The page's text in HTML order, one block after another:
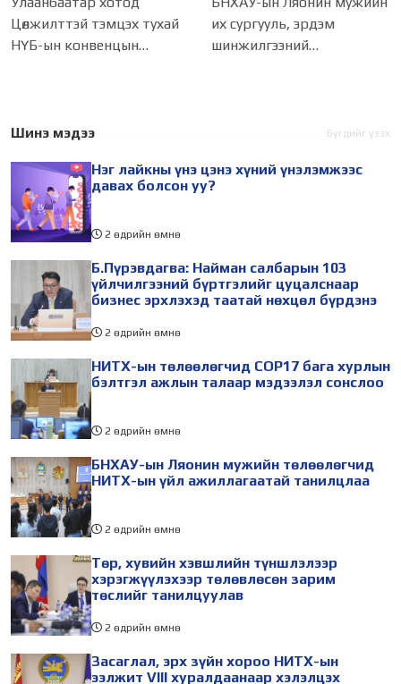
мэдээлэл сонслоо
Цөлжилттэй тэмцэх тухай
НҮБ-ын конвенцын
зохион байгуулагдана.
Нийслэлийн
танилцлаа
их сургууль, эрдэм
шинжилгээний
төлөөлөгчид Монгол Улсад
айлчлалынхаа хүрээнд
Шинэ мэдээ Бүгдийг үзэх
Нэг лайкны үнэ цэнэ хүний үнэлэмжээс
давах болсон уу?
2 өдрийн өмнө
Б.Пүрэвдагва: Найман салбарын 103
үйлчилгээний бүртгэлийг цуцалснаар
бизнес эрхлэхэд таатай нөхцөл бүрдэнэ
2 өдрийн өмнө
НИТХ-ын төлөөлөгчид COP17 бага хурлын
бэлтгэл ажлын талаар мэдээлэл сонслоо
2 өдрийн өмнө
БНХАУ-ын Ляонин мужийн төлөөлөгчид
НИТХ-ын үйл ажиллагаатай танилцлаа
2 өдрийн өмнө
Төр, хувийн хэвшлийн түншлэлээр
хэрэгжүүлэхээр төлөвлөсөн зарим
төслийг танилцуулав
2 өдрийн өмнө
Засаглал, эрх зүйн хороо НИТХ-ын
ээлжит VIII хуралдаанаар хэлэлцэх